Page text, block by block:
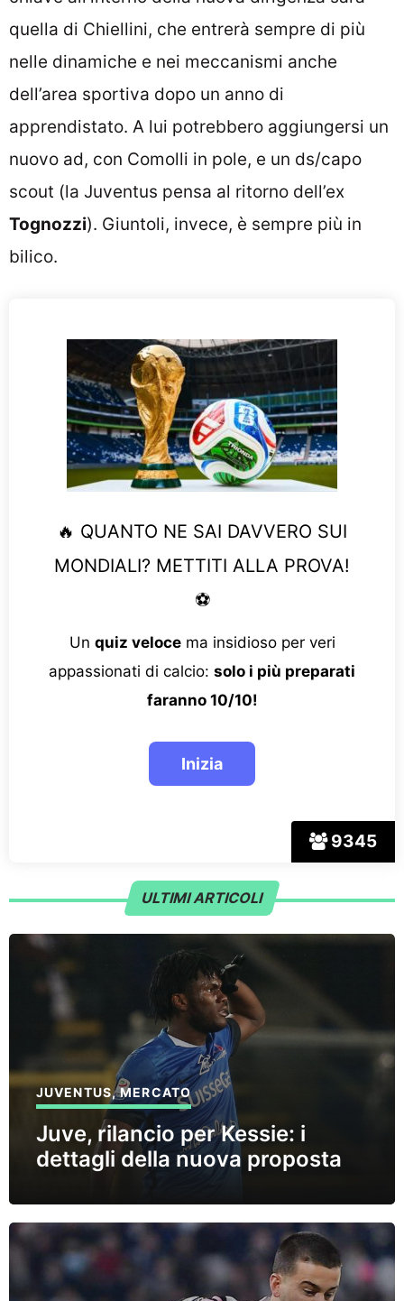
quella di Chiellini, che entrerà sempre di più
nelle dinamiche e nei meccanismi anche
dell’area sportiva dopo un anno di
apprendistato. A lui potrebbero aggiungersi un
nuovo ad, con Comolli in pole, e un ds/capo
scout (la Juventus pensa al ritorno dell’ex
Tognozzi). Giuntoli, invece, è sempre più in
bilico.
9345
🔥 QUANTO NE SAI DAVVERO SUI
MONDIALI? METTITI ALLA PROVA!
⚽
Un quiz velocema insidioso per veri
appassionati di calcio: solo i più preparati
faranno 10/10!
ULTIMI ARTICOLI
JUVENTUS,MERCATO
Juve, rilancio per Kessie: i
dettagli della nuova proposta